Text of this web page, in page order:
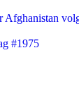
Afghanistan
#1975